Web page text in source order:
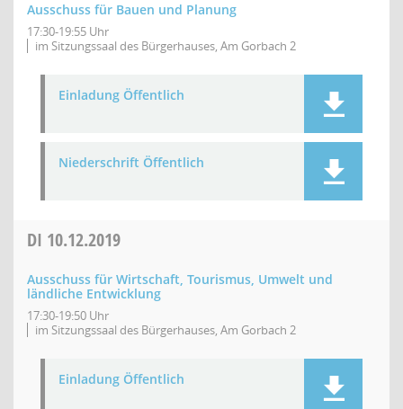
Ausschuss für Bauen und Planung
17:30-19:55 Uhr
im Sitzungssaal des Bürgerhauses, Am Gorbach 2
Einladung Öffentlich
Niederschrift Öffentlich
DI 10.12.2019
Ausschuss für Wirtschaft, Tourismus, Umwelt und
ländliche Entwicklung
17:30-19:50 Uhr
im Sitzungssaal des Bürgerhauses, Am Gorbach 2
Einladung Öffentlich